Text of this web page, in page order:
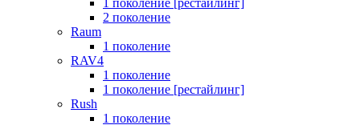
1 поколение [рестайлинг]
2 поколение
Raum
1 поколение
RAV4
1 поколение
1 поколение [рестайлинг]
Rush
1 поколение